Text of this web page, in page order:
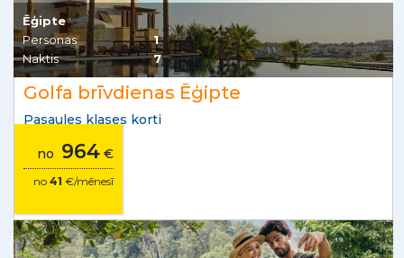
Ēģipte
Personas
1
Naktis
7
Golfa brīvdienas Ēģipte
Pasaules klases korti
no 964 €
no 41 €/mēnesī